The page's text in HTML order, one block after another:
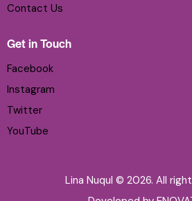
Contact Us
Get in Touch
Facebook
Instagram
Twitter
YouTube
Lina Nuqul © 2026. All